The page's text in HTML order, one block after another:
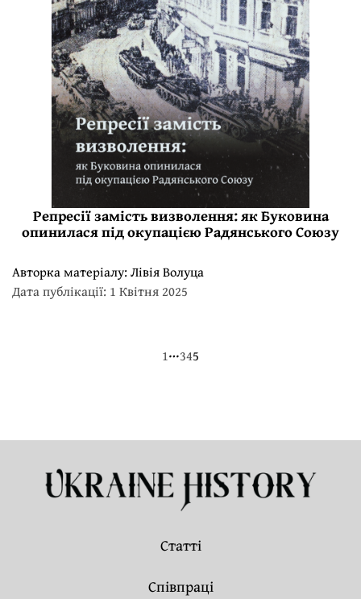
Репресії замість визволення: як Буковина
опинилася під окупацією Радянського Союзу
Авторка матеріалу: Лівія Волуца
Дата публікації: 1 Квітня 2025
1…345
Статті
Співпраці